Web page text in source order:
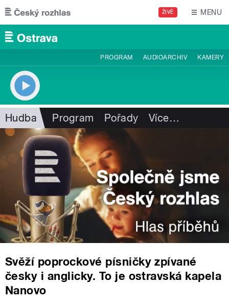
Přejít k hlavnímu obsahu
ŽIVĚ MENU
PROGRAM AUDIOARCHIV KAMERY
Hudba Program Pořady Více…
Svěží poprockové písničky zpívané
česky i anglicky. To je ostravská kapela
Nanovo